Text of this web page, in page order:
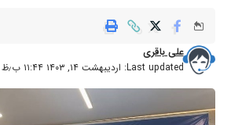
Last updated: اردیبهشت ۱۴, ۱۴۰۳ ۱۱:۴۴ ب٫ظ
علی باقری